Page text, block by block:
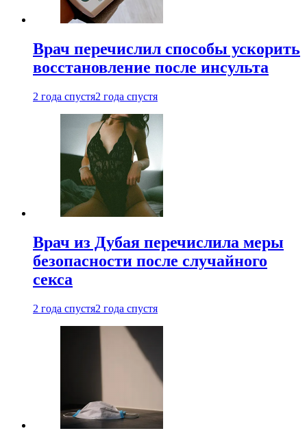
Врач перечислил способы ускорить
восстановление после инсульта
2 года спустя2 года спустя
Врач из Дубая перечислила меры
безопасности после случайного
секса
2 года спустя2 года спустя